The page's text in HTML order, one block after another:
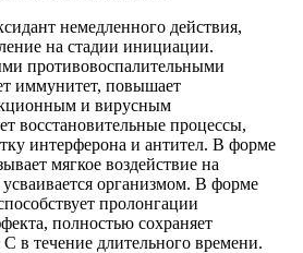
немедленного действия,
на стадии инициации.
противовоспалительными
иммунитет, повышает
и вирусным
восстановительные процессы,
интерферона и антител. В форме
мягкое воздействие на
организмом. В форме
пролонгации
полностью сохраняет
в течение длительного времени.